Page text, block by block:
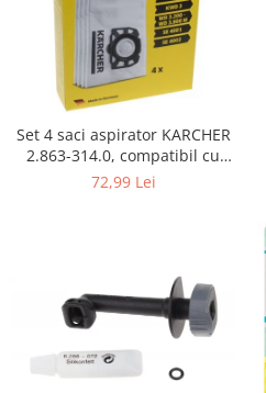
Mobila dormitor
Mobila gradina & terasa
Mobila Living & Dining
Organizare si depozitare
Rafturi
Textile si covoare
Uscatoare rufe
Utilaje si materiale de constructii
Laptop, Tablete & Telefoane
Set 4 saci aspirator KARCHER
2.863-314.0, compatibil cu
WD, KWD, SE
72,99 Lei